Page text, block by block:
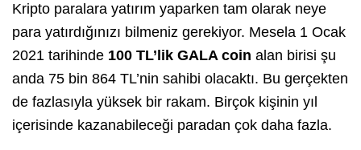
Kripto paralara yatırım yaparken tam olarak neye
para yatırdığınızı bilmeniz gerekiyor. Mesela 1 Ocak
2021 tarihinde 100 TL’lik GALA coin alan birisi şu
anda 75 bin 864 TL’nin sahibi olacaktı. Bu gerçekten
de fazlasıyla yüksek bir rakam. Birçok kişinin yıl
içerisinde kazanabileceği paradan çok daha fazla.